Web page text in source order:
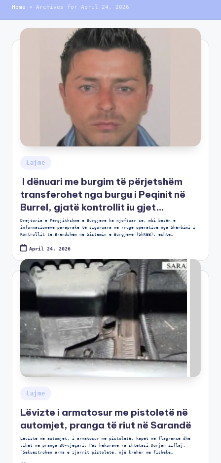
Home » Archives for April 24, 2026
Lajme
I dënuari me burgim të përjetshëm
transferohet nga burgu i Peqinit në
Burrel, gjatë kontrollit iu gjet…
Drejtoria e Përgjithshme e Burgjeve ka njoftuar se, mbi bazën e
informacioneve paraprake të siguruara në rrugë operative nga Shërbimi i
Kontrollit të Brendshëm në Sistemin e Burgjeve (ShKBB), është…
April 24, 2026
Lajme
Lëvizte i armatosur me pistoletë në
automjet, pranga të riut në Sarandë
Lëvizte me automjet, i armatosur me pistoletë, kapet në flagrancë dhe
vihet në pranga 30-vjeçari. Pas hekurave ra shtetasi Dorjan Ziflaj.
“Sekuestrohen arma e zjarrit pistoletë, një krehër me fishekë…